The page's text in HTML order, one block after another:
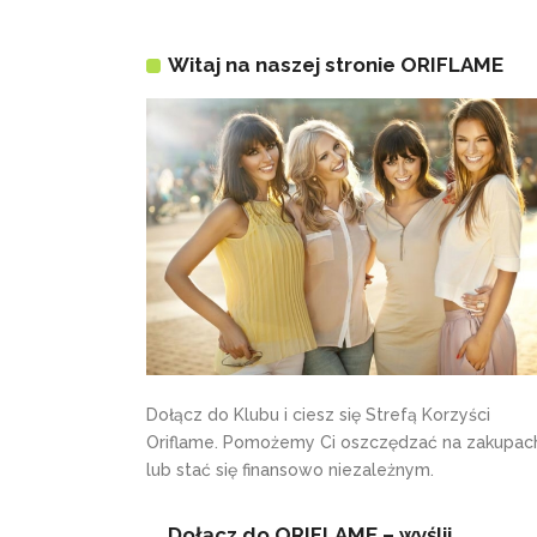
Witaj na naszej stronie ORIFLAME
Dołącz do Klubu i ciesz się Strefą Korzyści
Oriflame. Pomożemy Ci oszczędzać na
lub stać się finansowo niezależnym.